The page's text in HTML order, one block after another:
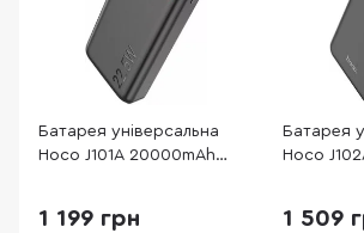
Батарея універсальна
Hoco J101A 20000mAh
1 199 грн
Батарея
Hoco
1 509